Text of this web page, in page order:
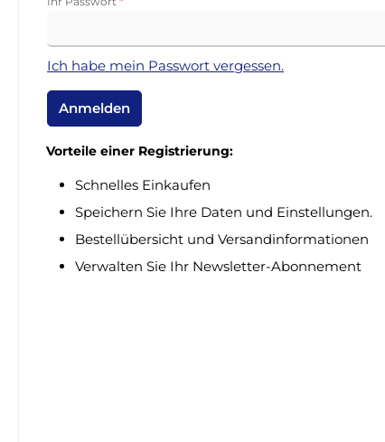
Ich habe mein Passwort vergessen.
Anmelden
Vorteile einer Registrierung:
Schnelles Einkaufen
Speichern Sie Ihre Daten und Einstellungen.
Bestellübersicht und Versandinformationen
Verwalten Sie Ihr Newsletter-Abonnement